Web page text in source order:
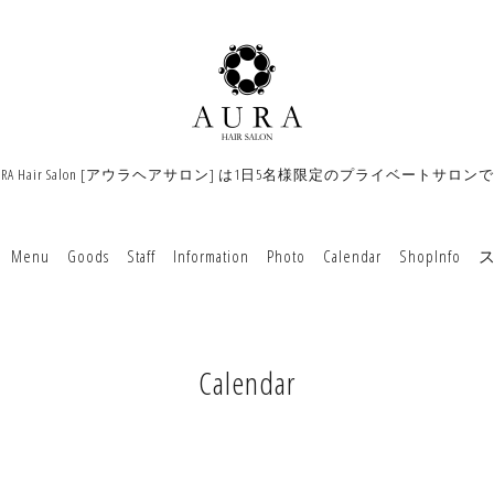
Hair Salon [アウラヘアサロン] は1日5名様限定のプライベートサロン
Menu Goods Staff Information Photo Calendar ShopInfo
Calendar